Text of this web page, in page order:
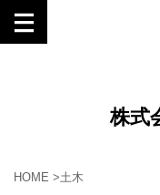
株式
HOME >土木